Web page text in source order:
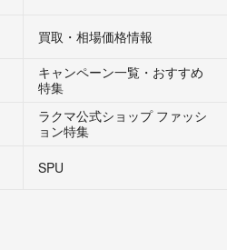
買取・相場価格情報
キャンペーン一覧・おすすめ
特集
ラクマ公式ショップ ファッシ
ョン特集
SPU